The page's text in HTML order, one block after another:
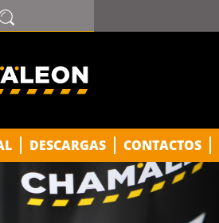
DESCARGAS CONTACTOS